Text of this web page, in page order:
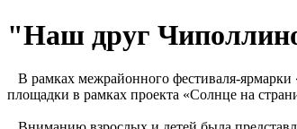
"Наш друг
В рамках межрайонного фестиваля-ярмарки
площадки в рамках проекта «Солнце на